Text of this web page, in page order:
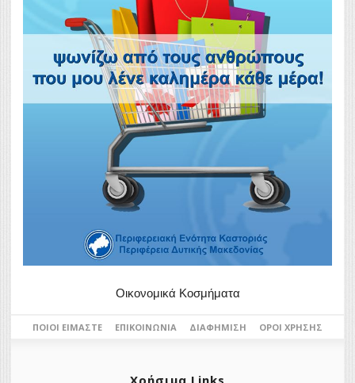
Οικονομικά Κοσμήματα
ΠΟΙΟΙ ΕΊΜΑΣΤΕ ΕΠΙΚΟΙΝΩΝΊΑ ΔΙΑΦΉΜΙΣΗ ΌΡΟΙ ΧΡΉΣΗΣ